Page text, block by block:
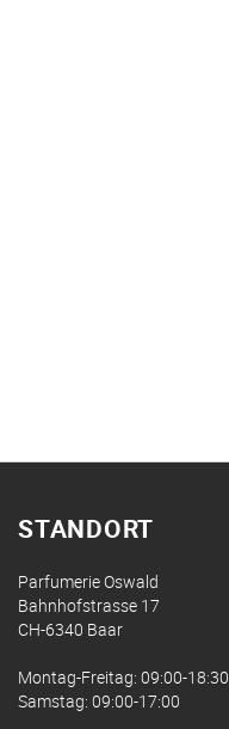
STANDORT
Parfumerie Oswald
Bahnhofstrasse 17
CH-6340 Baar
Montag-Freitag: 09:00-18:30
Samstag: 09:00-17:00